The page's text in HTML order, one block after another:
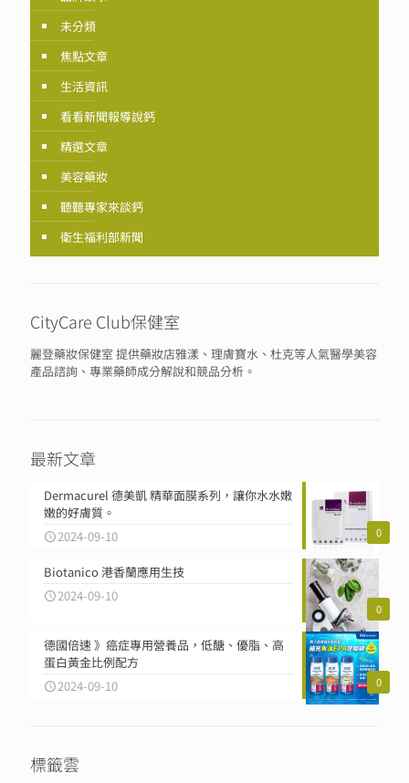
未分類
焦點文章
生活資訊
看看新聞報導說鈣
精選文章
美容藥妝
聽聽專家來談鈣
衛生福利部新聞
CityCare Club保健室
麗登藥妝保健室 提供藥妝店雅漾、理膚寶水、杜克等人氣醫學美容
產品諮詢、專業藥師成分解說和競品分析。
最新文章
0
Dermacurel 德美凱 精華面膜系列，讓你水水嫩
嫩的好膚質。
2024-09-10
0
Biotanico 港香蘭應用生技
2024-09-10
0
德國倍速 》癌症專用營養品，低醣、優脂、高
蛋白黃金比例配方
2024-09-10
標籤雲